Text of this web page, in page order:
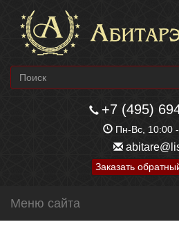
+7 (495)
Пн-Вс, 10:00
Заказать
Меню сайта